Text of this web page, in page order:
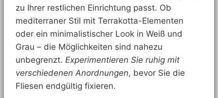
zu Ihrer restlichen Einrichtung passt. Ob
mediterraner Stil mit Terrakotta-Elementen
oder ein minimalistischer Look in Weiß und
Grau – die Möglichkeiten sind nahezu
unbegrenzt. Experimentieren Sie ruhig mit
verschiedenen Anordnungen, bevor Sie die
Fliesen endgültig fixieren.